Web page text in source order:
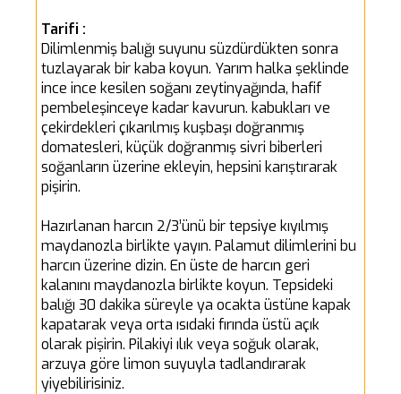
Tarifi :
Dilimlenmiş balığı suyunu süzdürdükten sonra
tuzlayarak bir kaba koyun. Yarım halka şeklinde
ince ince kesilen soğanı zeytinyağında, hafif
pembeleşinceye kadar kavurun. kabukları ve
çekirdekleri çıkarılmış kuşbaşı doğranmış
domatesleri, küçük doğranmış sivri biberleri
soğanların üzerine ekleyin, hepsini karıştırarak
pişirin.
Hazırlanan harcın 2/3’ünü bir tepsiye kıyılmış
maydanozla birlikte yayın. Palamut dilimlerini bu
harcın üzerine dizin. En üste de harcın geri
kalanını maydanozla birlikte koyun. Tepsideki
balığı 30 dakika süreyle ya ocakta üstüne kapak
kapatarak veya orta ısıdaki fırında üstü açık
olarak pişirin. Pilakiyi ılık veya soğuk olarak,
arzuya göre limon suyuyla tadlandırarak
yiyebilirisiniz.